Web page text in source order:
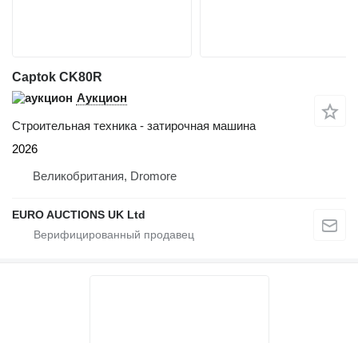
Captok CK80R
Аукцион
Строительная техника - затирочная машина
2026
Великобритания, Dromore
EURO AUCTIONS UK Ltd